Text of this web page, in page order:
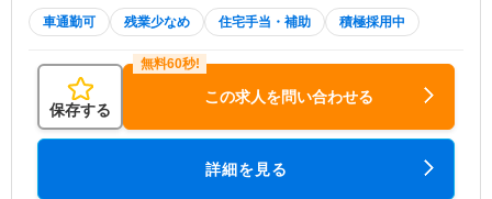
車通勤可 残業少なめ 住宅手当・補助 積極採用中
保存する
この求人を問い合わせる
詳細を見る